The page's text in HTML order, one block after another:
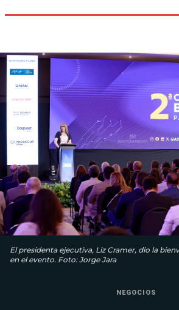
El presidenta ejecutiva, Liz Cramer, dio la
en el evento. Foto: Jorge Jara
NEGOCIOS